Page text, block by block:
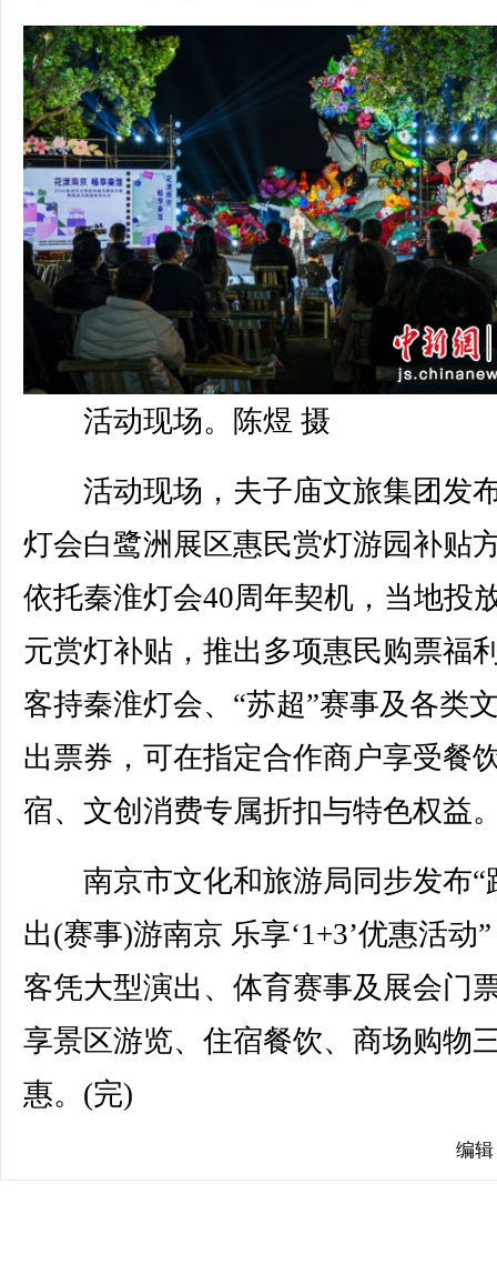
活动现场。陈煜 摄
活动现场，夫子庙文旅集团发
灯会白鹭洲展区惠民赏灯游园补贴
依托秦淮灯会40周年契机，当地投
元赏灯补贴，推出多项惠民购票福
客持秦淮灯会、“苏超”赛事及各类
出票券，可在指定合作商户享受餐
宿、文创消费专属折扣与特色权益
南京市文化和旅游局同步发布“
出(赛事)游南京 乐享‘1+3’优惠活动
客凭大型演出、体育赛事及展会门
享景区游览、住宿餐饮、商场购物
惠。(完)
编